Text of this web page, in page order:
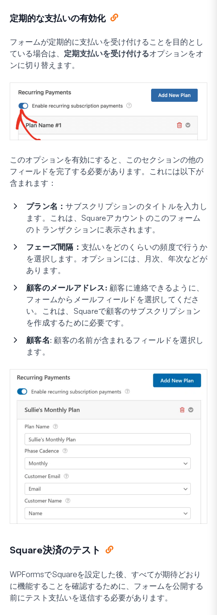
定期的な支払いの有効化
フォームが定期的に支払いを受け付けることを目的とし
ている場合は、 定期支払いを受け付けるオプションをオ
ンに切り替えます。
このオプションを有効にすると、このセクションの他の
フィールドを完了する必要があります。これには以下が
含まれます：
プラン名：サブスクリプションのタイトルを入力し
ます。これは、Squareアカウントのこのフォーム
のトランザクションに表示されます。
フェーズ間隔： 支払いをどのくらいの頻度で行うか
を選択します。オプションには、月次、年次などが
あります。
顧客のメールアドレス: 顧客に連絡できるように、
フォームからメールフィールドを選択してくださ
い。これは、Squareで顧客のサブスクリプション
を作成するために必要です。
顧客名: 顧客の名前が含まれるフィールドを選択し
ます。
Square決済のテスト
WPFormsでSquareを設定した後、すべてが期待どおり
に機能することを確認するために、フォームを公開する
前にテスト支払いを送信する必要があります。